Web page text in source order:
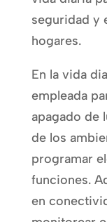
seguridad y
hogares.
En la vida
empleada
apagado de
de los
programar
funciones.
en